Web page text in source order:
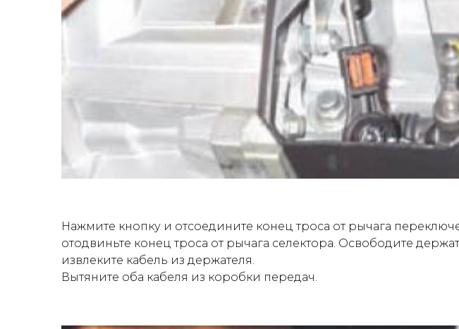
Нажмите кнопку и отсоедините конец троса от рычага
отодвиньте конец троса от рычага селектора. Освободите
извлеките кабель из держателя.
Вытяните оба кабеля из коробки передач.